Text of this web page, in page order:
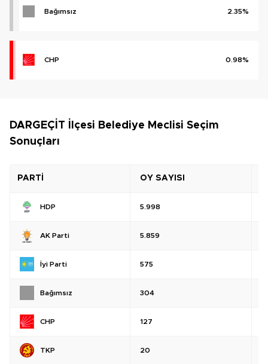
Bağımsız 2.35%
CHP 0.98%
DARGEÇİT İlçesi Belediye Meclisi Seçim
Sonuçları
PARTİ OY SAYISI
HDP 5.998
AK Parti 5.859
İyi Parti 575
Bağımsız 304
CHP 127
TKP 20